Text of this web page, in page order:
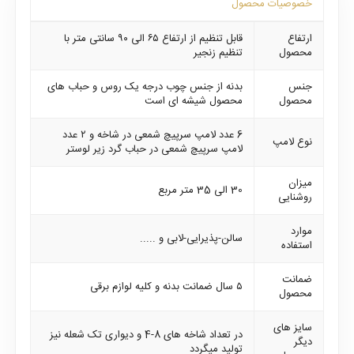
خصوصیات محصول
ارتفاع
محصول
قابل تنظیم از ارتفاع ۶۵ الی ۹۰ سانتی متر با
تنظیم زنجیر
جنس
محصول
بدنه از جنس چوب درجه یک روس و حباب های
محصول شیشه ای است
نوع لامپ
6 عدد لامپ سرپیچ شمعی در شاخه و ۲ عدد
لامپ سرپیچ شمعی در حباب گرد زیر لوستر
میزان
روشنایی
30 الی 35 متر مربع
موارد
استفاده
سالن-پذیرایی-لابی و .....
ضمانت
محصول
۵ سال ضمانت بدنه و کلیه لوازم برقی
سایز های
دیگر
در تعداد شاخه های 8-4 و دیواری تک شعله نیز
تولید میگردد